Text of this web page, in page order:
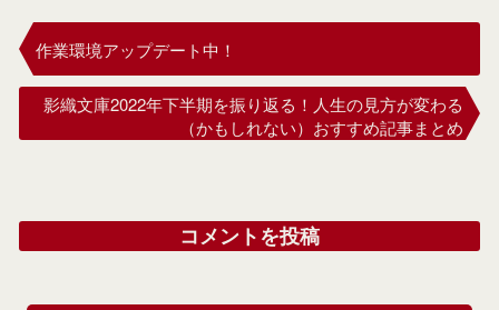
作業環境アップデート中！
影織文庫2022年下半期を振り返る！人生の見方が変わる
（かもしれない）おすすめ記事まとめ
コメントを投稿